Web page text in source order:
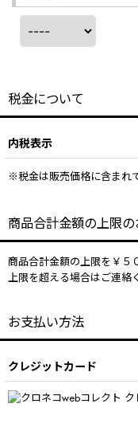
税金について
内税表示
※税金は販売価格に含まれ
商品合計金額の上限
商品合計金額の上限を￥５
上限を超える場合はご連絡
お支払い方法
クレジットカード